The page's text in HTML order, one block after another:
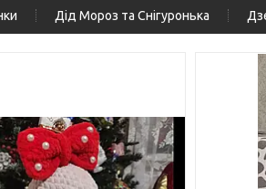
Дід Мороз та Снігуронька